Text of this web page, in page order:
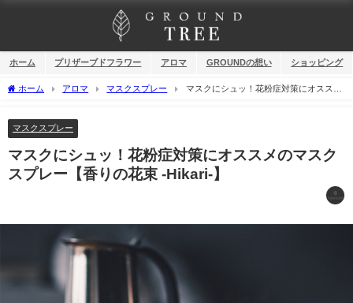
ホーム プリザーブドフラワー アロマ GROUNDの想い ショッピング
ホーム アロマ マスクスプレー
マスクにシュッ！花粉症対策にオススメ
マスクスプレー
マスクにシュッ！花粉症対策にオススメのマスク
スプレー【香りの花束 -Hikari-】